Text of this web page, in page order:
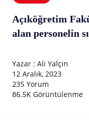
Açıköğretim
alan personelin
Yazar : Ali Yalçın
12 Aralık, 2023
235 Yorum
86.5K Görüntülenme